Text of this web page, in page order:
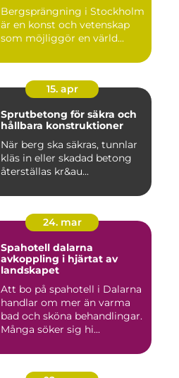
Bergsprängning i Stockholm
är en konst och vetenskap
som möjliggör en värld...
15. apr
Sprutbetong för säkra och
hållbara konstruktioner
När berg ska säkras, tunnlar
kläs in eller skadad betong
återställas kr&au...
24. mar
Spahotell dalarna
avkoppling i hjärtat av
landskapet
Att bo på spahotell i Dalarna
handlar om mer än varma
bad och sköna behandlingar.
Många söker sig hi...